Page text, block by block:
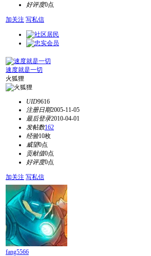
好评度0点
加关注 写私信
速度就是一切
火狐狸
UID9616
注册日期2005-11-05
最后登录2010-04-01
发帖数162
经验10枚
威望0点
贡献值0点
好评度0点
加关注 写私信
fang5566